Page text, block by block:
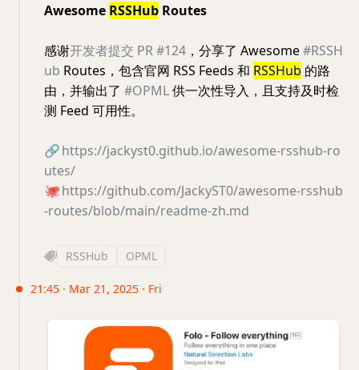
Awesome RSSHub Routes
感谢开发者提交 PR #124 ，分享了 Awesome#RSSH
ub Routes，包含官网 RSS Feeds 和 RSSHub 的路
由，并输出了 #OPML供一次性导入，且支持及时检
测 Feed 可用性。
🔗https://jackyst0.github.io/awesome-rsshub-ro
utes/
🐙https://github.com/JackyST0/awesome-rsshub
-routes/blob/main/readme-zh.md
RSSHub OPML
21:45 · Mar 21, 2025 · Fri